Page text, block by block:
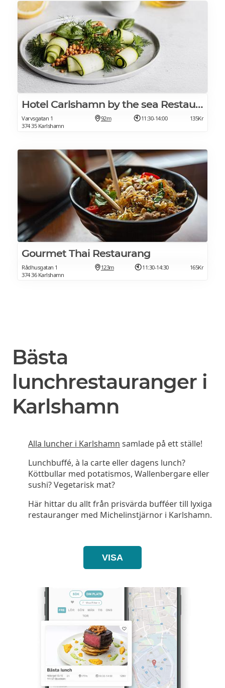
Hotel Carlshamn by the sea Restaurang
Varvsgatan 1
374 35 Karlshamn
92m 11:30-14:00 135Kr
Gourmet Thai Restaurang
Rådhusgatan 1
374 36 Karlshamn
123m 11:30-14:30 165Kr
Bästa
lunchrestauranger i
Karlshamn
Alla luncher i Karlshamn samlade på ett ställe!
Lunchbuffé, à la carte eller dagens lunch?
Köttbullar med potatismos, Wallenbergare eller
sushi? Vegetarisk mat?
Här hittar du allt från prisvärda bufféer till lyxiga
restauranger med Michelinstjärnor i Karlshamn.
VISA